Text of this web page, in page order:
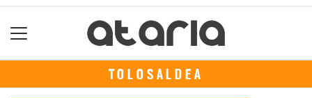
TOLOSALDEA